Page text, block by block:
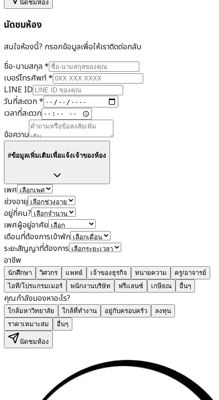
นัดชมห้อง
นัดชมห้อง
สนใจห้องนี้? กรอกข้อมูลเพื่อให้เราติดต่อกลับ
ชื่อ-นามสกุล*
เบอร์โทรศัพท์*
LINE ID
วันที่สะดวก*
เวลาที่สะดวก
ข้อความ
#ข้อมูลเพิ่มเติมเพื่อแจ้งเจ้าของห้อง
เพศ
ช่วงอายุ
อยู่กี่คน?
เพศผู้อยู่อาศัย
เดือนที่ต้องการเข้าพัก
ระยะสัญญาที่ต้องการ
อาชีพ
นักศึกษา วิศวกร แพทย์ เจ้าของธุรกิจ ทนายความ
ครู/อาจารย์
ไอที/โปรแกรมเมอร์
พนักงานบริษัท ฟรีแลนซ์ เกษียณ อื่นๆ
คุณกำลังมองหาอะไร?
ใกล้มหาวิทยาลัย ใกล้ที่ทำงาน อยู่กับครอบครัว
ลงทุน
ราคาเหมาะสม
อื่นๆ
นัดชมห้อง